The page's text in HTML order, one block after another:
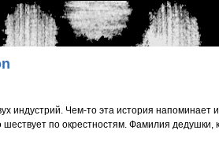
индустрий. Чем-то эта история напоминает
по окрестностям. Фамилия